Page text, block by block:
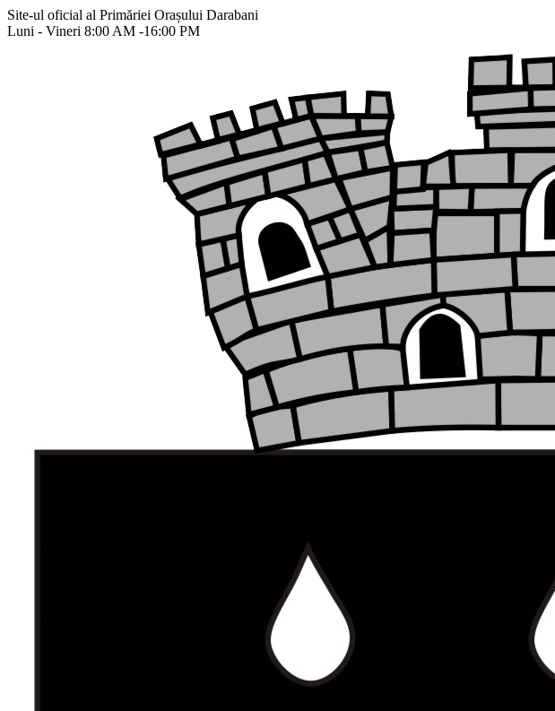
Site-ul oficial al Primăriei Orașului Darabani
Luni - Vineri 8:00 AM -16:00 PM